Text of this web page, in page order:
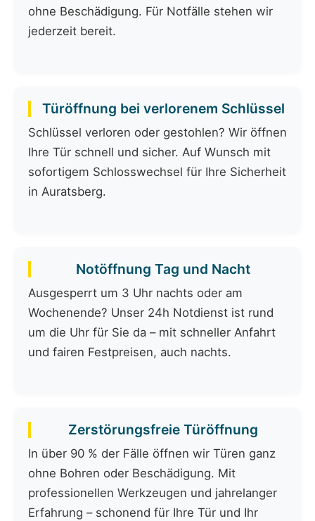
ohne Beschädigung. Für Notfälle stehen wir
jederzeit bereit.
Türöffnung bei verlorenem Schlüssel
Schlüssel verloren oder gestohlen? Wir öffnen
Ihre Tür schnell und sicher. Auf Wunsch mit
sofortigem Schlosswechsel für Ihre Sicherheit
in Auratsberg.
Notöffnung Tag und Nacht
Ausgesperrt um 3 Uhr nachts oder am
Wochenende? Unser 24h Notdienst ist rund
um die Uhr für Sie da – mit schneller Anfahrt
und fairen Festpreisen, auch nachts.
Zerstörungsfreie Türöffnung
In über 90 % der Fälle öffnen wir Türen ganz
ohne Bohren oder Beschädigung. Mit
professionellen Werkzeugen und jahrelanger
Erfahrung – schonend für Ihre Tür und Ihr